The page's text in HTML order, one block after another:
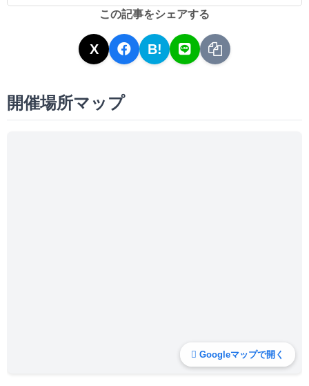
この記事をシェアする
X B!
開催場所マップ
Googleマップで開く